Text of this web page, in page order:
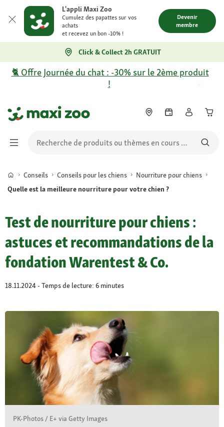
L'appli Maxi Zoo
Cumulez des papattes sur vos
achats
et recevez un bon -10% !
Devenir
membre
Click & Collect 2h GRATUIT
🐈 Offre Journée du chat : -30% sur le 2ème produit
!
Conseils Conseils pour les chiens
Nourriture pour chiens
Quelle est la meilleure nourriture pour votre chien ?
Test de nourriture pour chiens :
astuces et recommandations de la
fondation Warentest & Co.
18.11.2024 - Temps de lecture: 6 minutes
PK-Photos / E+ via Getty Images